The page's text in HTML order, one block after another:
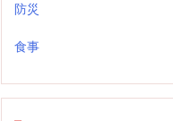
防災
食事